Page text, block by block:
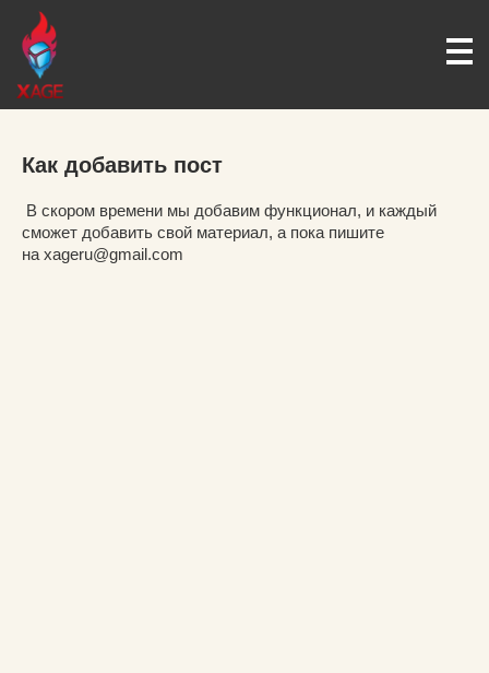
Как добавить пост
В скором времени мы добавим функционал, и каждый
сможет добавить свой материал, а пока пишите
на xageru@gmail.com